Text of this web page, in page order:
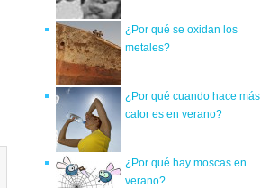
¿Por qué se oxidan los
metales?
¿Por qué cuando hace más
calor es en verano?
¿Por qué hay moscas en
verano?